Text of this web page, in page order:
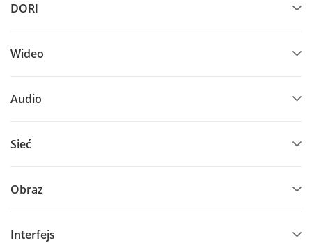
DORI
Wideo
Audio
Sieć
Obraz
Interfejs